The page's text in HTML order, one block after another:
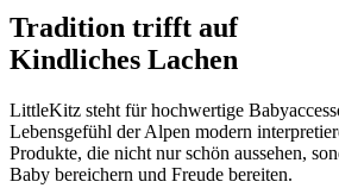
Tradition trifft auf
Kindliches Lachen
LittleKitz steht für hochwertige
Lebensgefühl der Alpen modern
Produkte, die nicht nur schön aussehen,
Baby bereichern und Freude bereiten.